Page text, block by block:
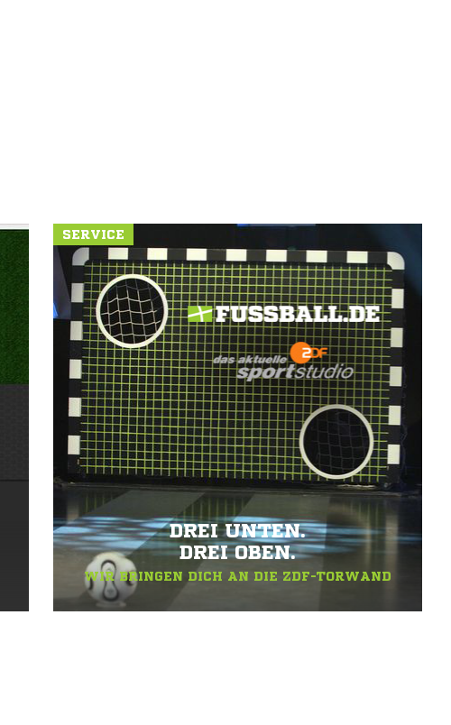
SERVICE
DREI UNTEN.
DREI OBEN.
WIR BRINGEN DICH AN DIE ZDF-TORWAND